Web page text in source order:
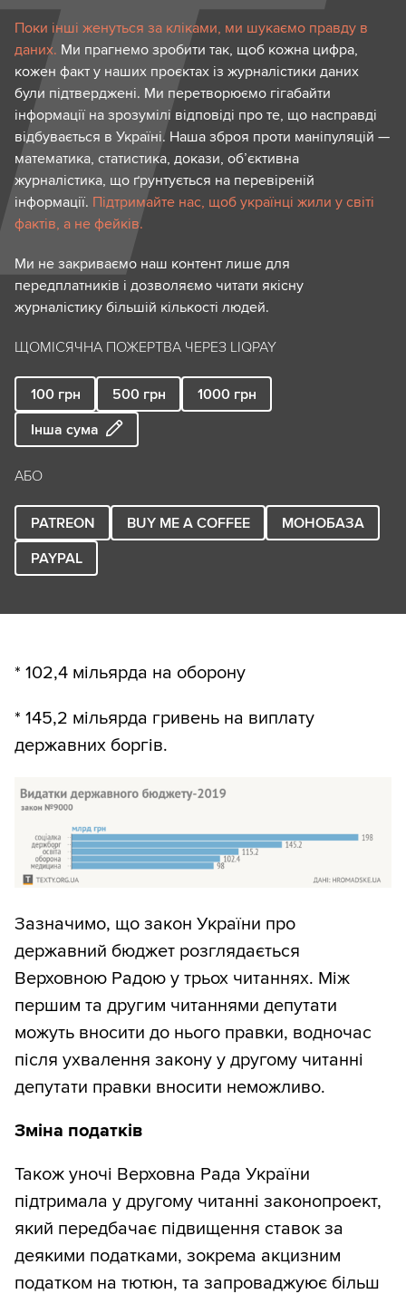
Поки інші женуться за кліками, ми шукаємо правду в
даних. Ми прагнемо зробити так, щоб кожна цифра,
кожен факт у наших проєктах із журналістики даних
були підтверджені. Ми перетворюємо гігабайти
інформації на зрозумілі відповіді про те, що насправді
відбувається в Україні. Наша зброя проти маніпуляцій —
математика, статистика, докази, об’єктивна
журналістика, що ґрунтується на перевіреній
інформації. Підтримайте нас, щоб українці жили у світі
фактів, а не фейків.
Ми не закриваємо наш контент лише для
передплатників і дозволяємо читати якісну
журналістику більшій кількості людей.
ЩОМІСЯЧНА ПОЖЕРТВА ЧЕРЕЗ LIQPAY
100 грн 500 грн 1000 грн
Інша сума
АБО
PATREON BUY ME A COFFEE
МОНОБАЗА
PAYPAL
* 102,4 мільярда на оборону
* 145,2 мільярда гривень на виплату
державних боргів.
Зазначимо, що закон України про
державний бюджет розглядається
Верховною Радою у трьох читаннях. Між
першим та другим читаннями депутати
можуть вносити до нього правки, водночас
після ухвалення закону у другому читанні
депутати правки вносити неможливо.
Зміна податків
Також уночі Верховна Рада України
підтримала у другому читанні законопроект,
який передбачає підвищення ставок за
деякими податками, зокрема акцизним
податком на тютюн, та запроваджуює більш